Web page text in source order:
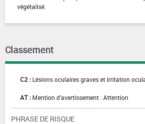
végétalisé.
Classement
C2 : Lésions oculaires graves et irritation
AT : Mention d'avertissement : Attention
PHRASE DE RISQUE